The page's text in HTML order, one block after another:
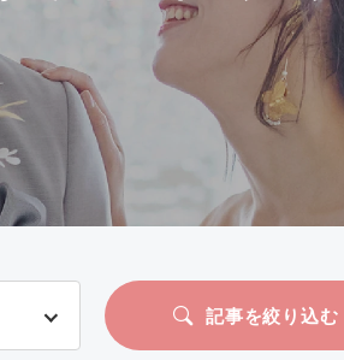
記事を絞り込む